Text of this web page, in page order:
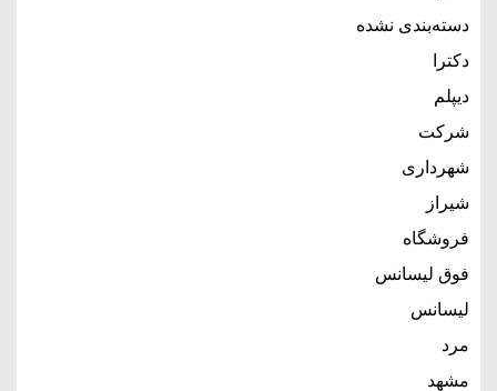
دسته‌بندی نشده
دکترا
دیپلم
شرکت
شهرداری
شیراز
فروشگاه
فوق لیسانس
لیسانس
مرد
مشهد